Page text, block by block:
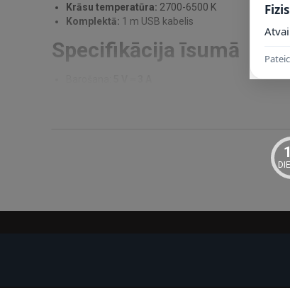
Krāsu temperatūra: 2700-6500 K
Komplektā: 1 m USB kabelis
Specifikācija īsumā